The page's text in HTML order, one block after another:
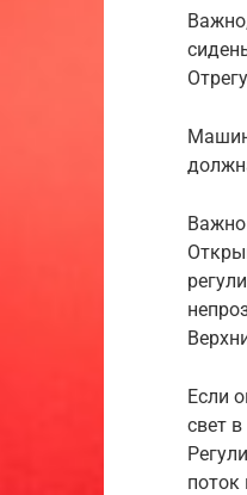
Важно
Если
свет
поток